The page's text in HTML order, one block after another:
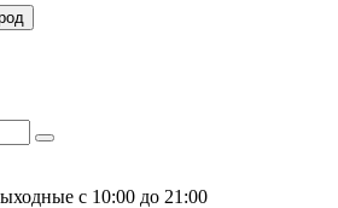
с 10:00 до 21:00